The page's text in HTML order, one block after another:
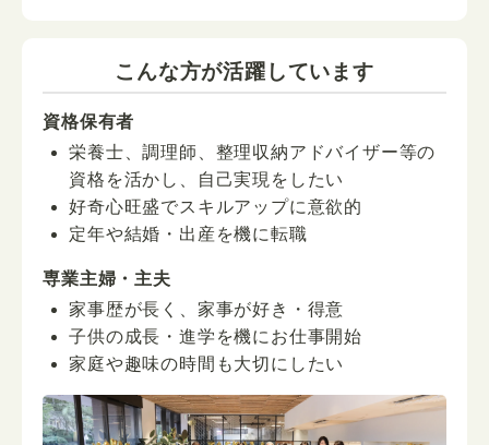
こんな方が活躍しています
資格保有者
栄養士、調理師、整理収納アドバイザー等の
資格を活かし、自己実現をしたい
好奇心旺盛でスキルアップに意欲的
定年や結婚・出産を機に転職
専業主婦・主夫
家事歴が長く、家事が好き・得意
子供の成長・進学を機にお仕事開始
家庭や趣味の時間も大切にしたい